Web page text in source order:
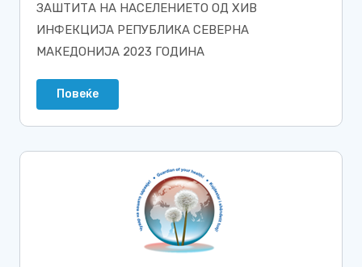
ЗАШТИТА НА НАСЕЛЕНИЕТО ОД ХИВ
ИНФЕКЦИЈА РЕПУБЛИКА СЕВЕРНА
МАКЕДОНИЈА 2023 ГОДИНА
Повеќе